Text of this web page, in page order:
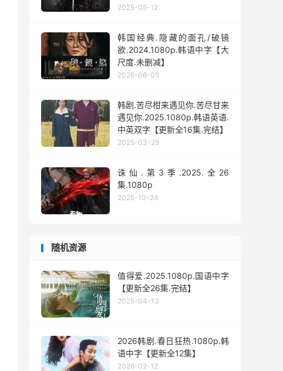
2025-05-12
韩国经典.隐藏的面孔/破镜
欲.2024.1080p.韩语中字【大
尺度.未删减】
2026-06-05
韩剧.苦尽柑来遇见你.苦尽甘来
遇见你.2025.1080p.韩语英语.
中英双字【更新全16集.完结】
2025-03-29
诛仙.第3季.2025.全26
集.1080p
2025-10-24
随机资源
值得爱.2025.1080p.国语中字
【更新全26集.完结】
2025-04-13
2026韩剧.春日狂热.1080p.韩
语中字【更新全12集】
2026-02-12